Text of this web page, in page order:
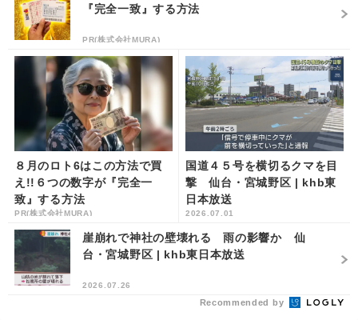
『完全一致』する方法
PR(株式会社MURA)
８月のロト6はこの方法で買
え!!６つの数字が『完全一
致』する方法
PR(株式会社MURA)
国道４５号を横切るクマを目
撃 仙台・宮城野区 | khb東
日本放送
2026.07.01
崖崩れで神社の壁壊れる 雨の影響か 仙
台・宮城野区 | khb東日本放送
2026.07.26
Recommended by